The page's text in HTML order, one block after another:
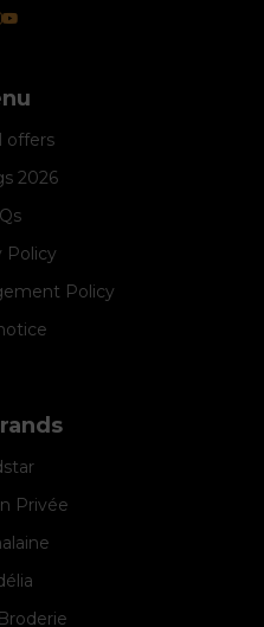
offers
2026
Policy
Policy
Privée